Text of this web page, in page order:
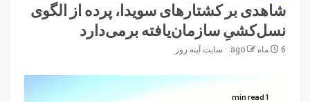
شاهدی بر کشتارهای سویدا، پرده از الگوی
نسل‌کشیِ سازمان‌یافته برمی‌دارد
6 ماه ago سایت آینه‌ روز
1 min read